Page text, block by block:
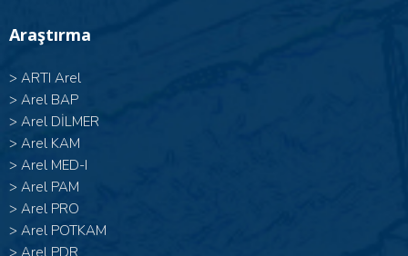
Araştırma
> ARTI Arel
> Arel BAP
> Arel DİLMER
> Arel KAM
> Arel MED-I
> Arel PAM
> Arel PRO
> Arel POTKAM